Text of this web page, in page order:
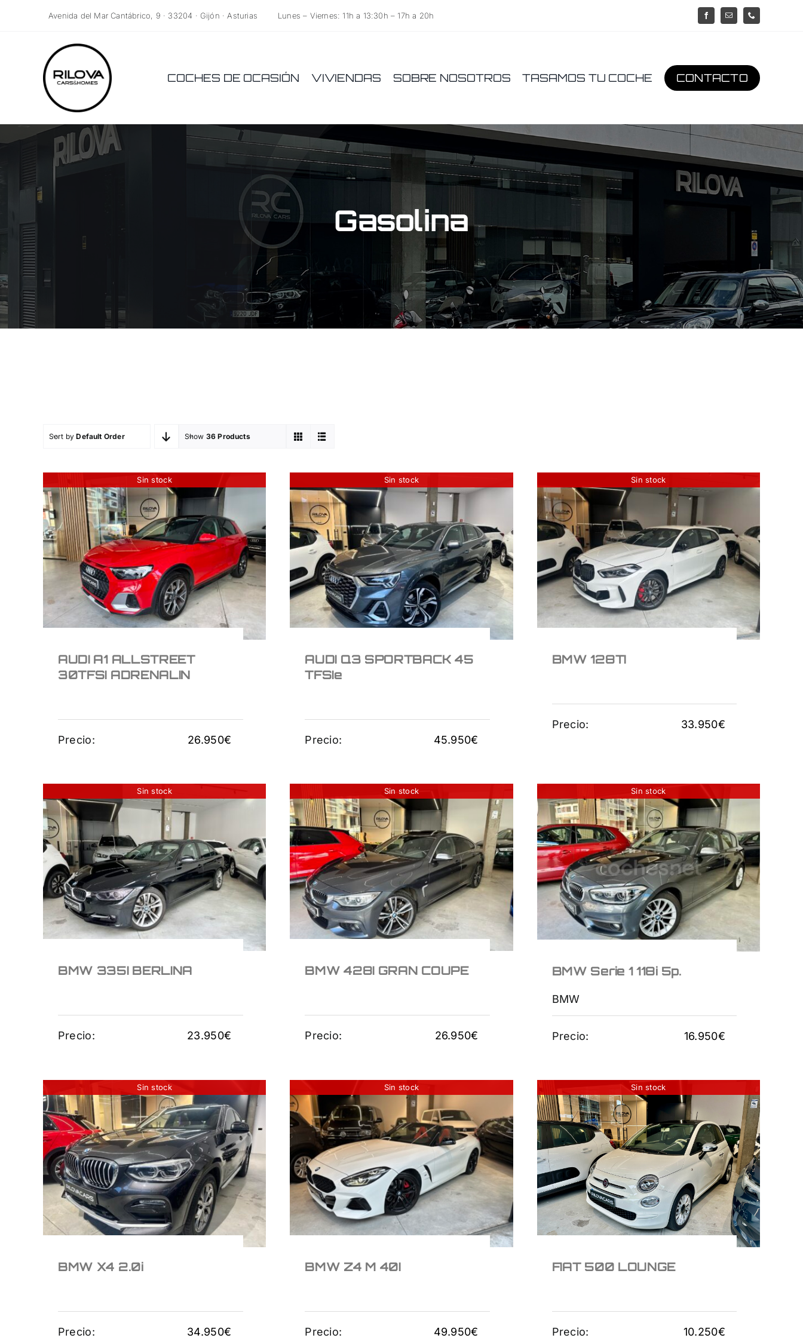
Avenida del Mar Cantábrico, 9 · 33204 · Gijón · Asturias Lunes – Viernes: 11h a 13:30h – 17h a 20h
COCHES DE OCASIÓN VIVIENDAS SOBRE NOSOTROS TASAMOS TU COCHE CONTACTO
Gasolina
Sort byDefault Order Show 36 Products
Sin stock
AUDI A1 ALLSTREET
30TFSI ADRENALIN
26.950€
AUDI A1 ALLSTREET
30TFSI ADRENALIN
Precio: 26.950€
Sin stock
AUDI Q3 SPORTBACK
45 TFSIe
45.950€
AUDI Q3 SPORTBACK 45
TFSIe
Precio: 45.950€
Sin stock
BMW 128TI
33.950 €
BMW 128TI
Precio: 33.950€
Sin stock
BMW 335I BERLINA
23.950€
BMW 335I BERLINA
Precio: 23.950€
Sin stock
BMW 428I GRAN
COUPE
26.950€
BMW 428I GRAN COUPE
Precio: 26.950€
Sin stock
BMW Serie 1 118i 5p.
16.950€
BMW Serie 1 118i 5p.
BMW
Precio: 16.950€
Sin stock
BMW X4 2.0i
34.950€
BMW X4 2.0i
Precio: 34.950€
Sin stock
BMW Z4 M 40I
49.950€
BMW Z4 M 40I
Precio: 49.950€
Sin stock
FIAT 500 LOUNGE
10.250€
FIAT 500 LOUNGE
Precio: 10.250€